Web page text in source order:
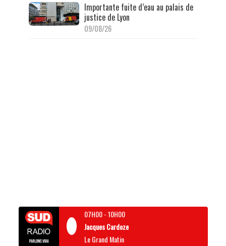
Importante fuite d’eau au palais de
justice de Lyon
09/08/26
07H00-10H00
Jacques Cardoze
Le Grand Matin